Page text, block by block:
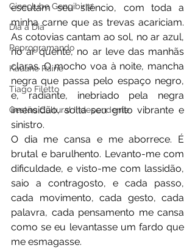
Cineclube Gengibirra
Dia a Dia
Reprogramando
Kauane Raine
Tiago Filetto
Gestão Cultural Independente
escutam seu silêncio, com toda a
minha carne que as trevas acariciam.
As cotovias cantam ao sol, no ar azul,
no ar quente, no ar leve das manhãs
claras. O mocho voa à noite, mancha
negra que passa pelo espaço negro,
e, radiante, inebriado pela negra
imensidão, solta seu grito vibrante e
sinistro.
O dia me cansa e me aborrece. É
brutal e barulhento. Levanto-me com
dificuldade, e visto-me com lassidão,
saio a contragosto, e cada passo,
cada movimento, cada gesto, cada
palavra, cada pensamento me cansa
como se eu levantasse um fardo que
me esmagasse.